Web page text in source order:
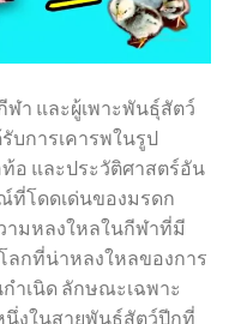
า และผู้เพาะพันธุ์สัตว์
บการเคารพในรูป
และประวัติศาสตร์อัน
ที่โดดเด่นของมรดก
ามหลงใหลในกีฬาที่มี
ลกที่น่าหลงใหลของการ
กำเนิด ลักษณะเฉพาะ
งในสายพันธุ์สัตว์ปีกที่